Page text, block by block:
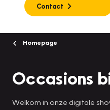
Contact
Homepage
Occasions
Welkom in onze digitale